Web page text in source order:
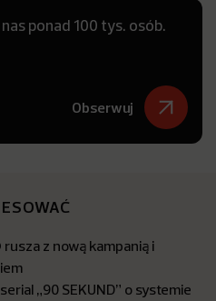
ponad 100 tys. osób.
Obserwuj
z nową kampanią i
„90 SEKUND” o systemie